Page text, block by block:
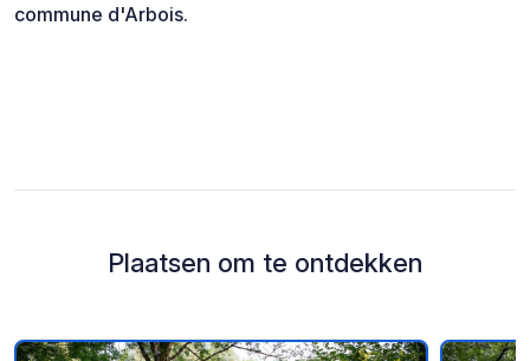
commune d'Arbois.
Plaatsen om te ontdekken